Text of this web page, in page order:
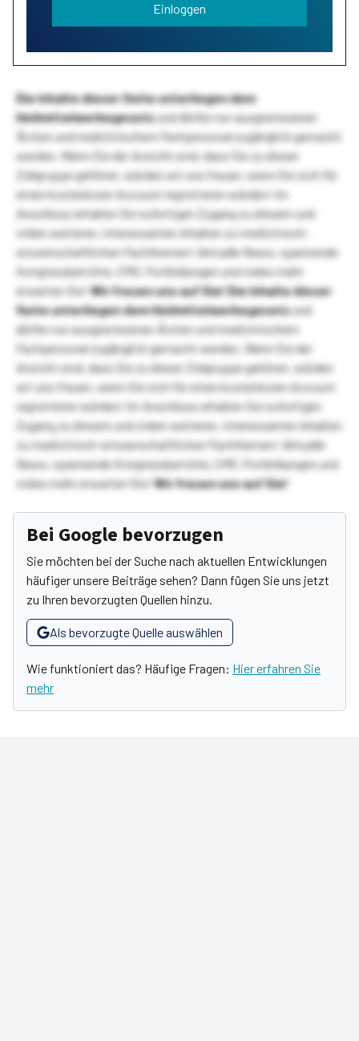
Einloggen
Die Inhalte dieser Seite unterliegen dem
Heilmittelwerbegesetzund dürfen nur ausgewiesenen
Ärzten und medizinischem Fachpersonal zugänglich gemacht
werden. Wenn Sie der Ansicht sind, dass Sie zu dieser
Zielgruppe gehören, würden wir uns freuen, wenn Sie sich für
einen kostenlosen Account registrieren würden! Im
Anschluss erhalten Sie sofortigen Zugang zu diesem und
vielen weiteren, interessanten Inhalten zu medizinisch-
wissenschaftlichen Fachthemen! Aktuelle News, spannende
Kongressberichte, CME-Fortbildungen und vieles mehr
erwarten Sie!Wir freuen uns auf Sie!Die Inhalte dieser
Seite unterliegen dem Heilmittelwerbegesetzund
dürfen nur ausgewiesenen Ärzten und medizinischem
Fachpersonal zugänglich gemacht werden. Wenn Sie der
Ansicht sind, dass Sie zu dieser Zielgruppe gehören, würden
wir uns freuen, wenn Sie sich für einen kostenlosen Account
registrieren würden! Im Anschluss erhalten Sie sofortigen
Zugang zu diesem und vielen weiteren, interessanten Inhalten
zu medizinisch-wissenschaftlichen Fachthemen! Aktuelle
News, spannende Kongressberichte, CME-Fortbildungen und
vieles mehr erwarten Sie!Wir freuen uns auf Sie!
Bei Google bevorzugen
Sie möchten bei der Suche nach aktuellen Entwicklungen
häufiger unsere Beiträge sehen? Dann fügen Sie uns jetzt
zu Ihren bevorzugten Quellen hinzu.
Als bevorzugte Quelle auswählen
Wie funktioniert das? Häufige Fragen: Hier erfahren Sie
mehr